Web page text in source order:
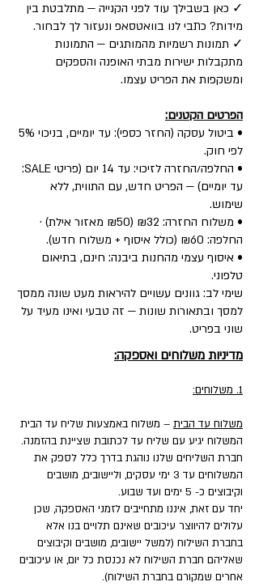
✓ כאן בשבילך עוד לפני הקנייה — מתלבטת בין
מידות? כתבי לנו בוואטסאפ ונעזור לך לבחור.
✓ תמונות רשמיות מהמותגים — התמונות
מתקבלות ישירות מבתי האופנה והספקים
ומשקפות את הפריט עצמו.
הפרטים הקטנים:
• ביטול עסקה (החזר כספי): עד יומיים, בניכוי 5%
לפי חוק.
• החלפה/החזרה לזיכוי: עד 14 יום (פריטי SALE:
עד יומיים) — הפריט חדש, עם התווית, ללא
שימוש.
• משלוח החזרה: ₪32 (₪50 מאזור אילת) ·
החלפה: ₪60 (כולל איסוף + משלוח חדש).
• איסוף עצמי מהחנות ביבנה: חינם, בתיאום
טלפוני.
שימי לב: גוונים עשויים להיראות מעט שונה ממסך
למסך ובתאורות שונות — זה טבעי ואינו מעיד על
שוני בפריט.
מדיניות משלוחים ואספקה:
1. משלוחים:
משלוח עד הבית – משלוח באמצעות שליח עד הבית
המשלוח יגיע עם שליח עד לכתובת שציינת בהזמנה.
חברת השליחים שלנו נוהגת בדרך כלל לספק את
המשלוחים עד 3 ימי עסקים, וליישובים, מושבים
וקיבוצים כ- 5 ימים ועד שבוע.
יחד עם זאת, איננו מתחייבים לזמני האספקה, שכן
עלולים להיווצר עיכובים שאינם תלויים בנו אלא
בחברת השילוח (למשל יישובים, מושבים וקיבוצים
שאליהם חברת השילוח לא נכנסת כל יום, או עיכובים
אחרים שמקורם בחברת השילוח).